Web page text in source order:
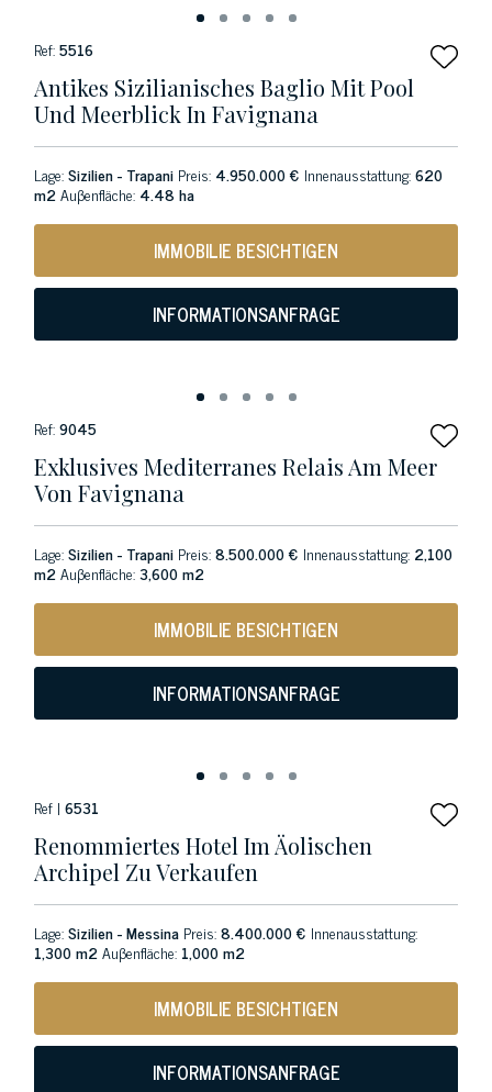
Ref:5516
Antikes Sizilianisches Baglio Mit Pool
Und Meerblick In Favignana
Lage:Sizilien - Trapani Preis: 4.950.000 € Innenausstattung:620
m2Auβenfläche: 4.48 ha
IMMOBILIE BESICHTIGEN
INFORMATIONSANFRAGE
Ref:9045
Exklusives Mediterranes Relais Am Meer
Von Favignana
Lage:Sizilien - Trapani Preis:8.500.000 € Innenausstattung: 2,100
m2Auβenfläche:3,600 m2
IMMOBILIE BESICHTIGEN
INFORMATIONSANFRAGE
Ref | 6531
Renommiertes Hotel Im Äolischen
Archipel Zu Verkaufen
Lage:Sizilien - Messina Preis:8.400.000 € Innenausstattung:
1,300 m2Auβenfläche: 1,000 m2
IMMOBILIE BESICHTIGEN
INFORMATIONSANFRAGE